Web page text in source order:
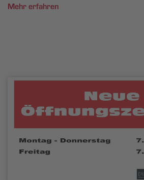
Mehr erfahren